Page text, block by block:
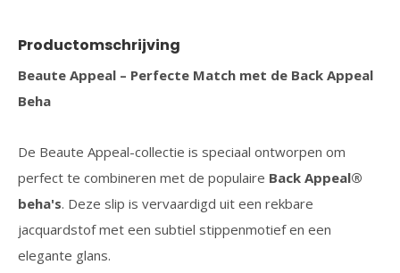
Productomschrijving
Beaute Appeal – Perfecte Match met de Back Appeal
Beha
De Beaute Appeal-collectie is speciaal ontworpen om
perfect te combineren met de populaire Back Appeal®
beha's. Deze slip is vervaardigd uit een rekbare
jacquardstof met een subtiel stippenmotief en een
elegante glans.